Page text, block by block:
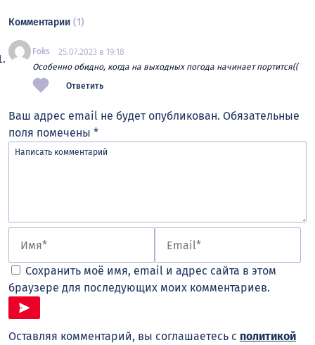
Комментарии (1)
Foks
25.07.2023 в 19:18
Особенно обидно, когда на выходных погода начинает портится((
Ответить
Ваш адрес email не будет опубликован. Обязательные
поля помечены *
Сохранить моё имя, email и адрес сайта в этом
браузере для последующих моих комментариев.
Оставляя комментарий, вы соглашаетесь с политикой